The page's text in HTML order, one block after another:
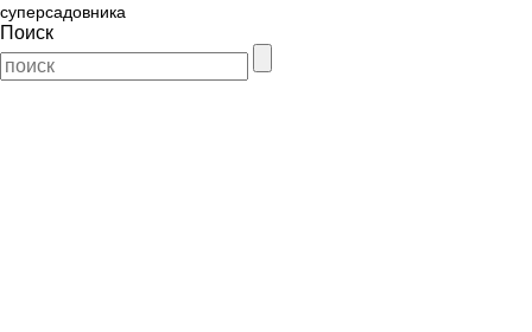
суперсадовника
Поиск